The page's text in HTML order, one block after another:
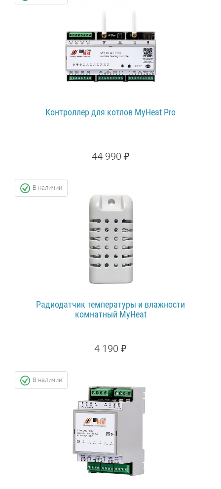
Контроллер для котлов MyHeat Pro
44 990 ₽
В наличии
Радиодатчик температуры и влажности
комнатный MyHeat
4 190 ₽
В наличии